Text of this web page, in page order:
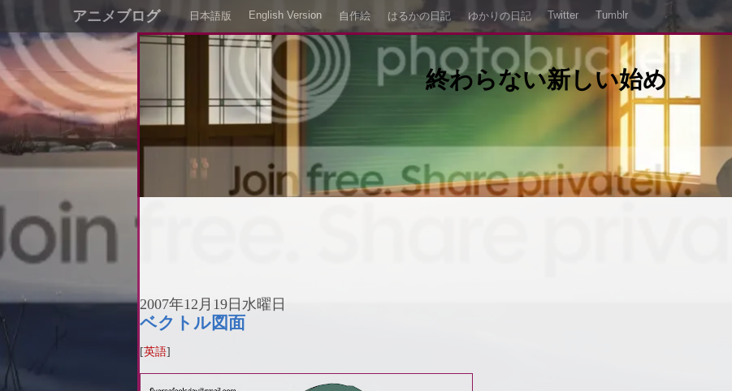
アニメブログ 日本語版 English Version 自作絵 はるかの日記 ゆかりの日記 Twitter Tumblr
終わらない新しい始め
2007年12月19日水曜日
ベクトル図面
[英語]